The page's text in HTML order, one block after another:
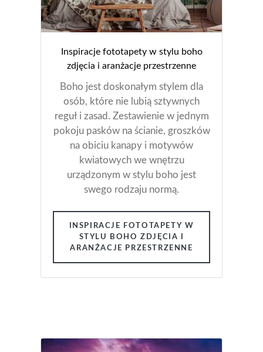
Inspiracje fototapety w stylu boho
zdjęcia i aranżacje przestrzenne
Boho jest doskonałym stylem dla
osób, które nie lubią sztywnych
reguł i zasad. Zestawienie w jednym
pokoju pasków na ścianie, groszków
na obiciu kanapy i motywów
kwiatowych we wnętrzu
urządzonym w stylu boho jest
swego rodzaju normą.
INSPIRACJE FOTOTAPETY W
STYLU BOHO ZDJĘCIA I
ARANŻACJE PRZESTRZENNE